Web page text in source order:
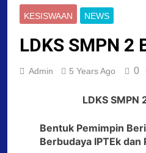
KESISWAAN NEWS
LDKS SMPN 2
Admin 5 Years Ago 0
LDKS SMPN
Bentuk Pemimpin
Berbudaya IPTEk